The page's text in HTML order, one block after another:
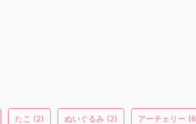
たこ (2) ぬいぐるみ (2) アーチェリー